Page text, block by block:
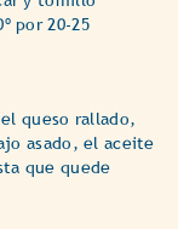
por 20-25
queso rallado,
asado, el aceite
que quede